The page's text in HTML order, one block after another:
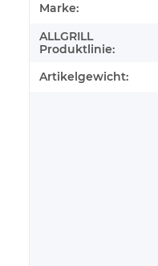
Marke:
ALLGRILL
Produktlinie:
Artikelgewicht: